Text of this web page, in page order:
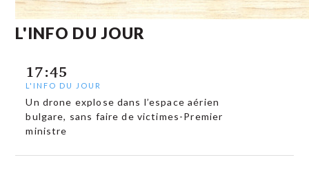
L'INFO DU JOUR
17:45
L'INFO DU JOUR
Un drone explose dans l’espace aérien
bulgare, sans faire de victimes-Premier
ministre